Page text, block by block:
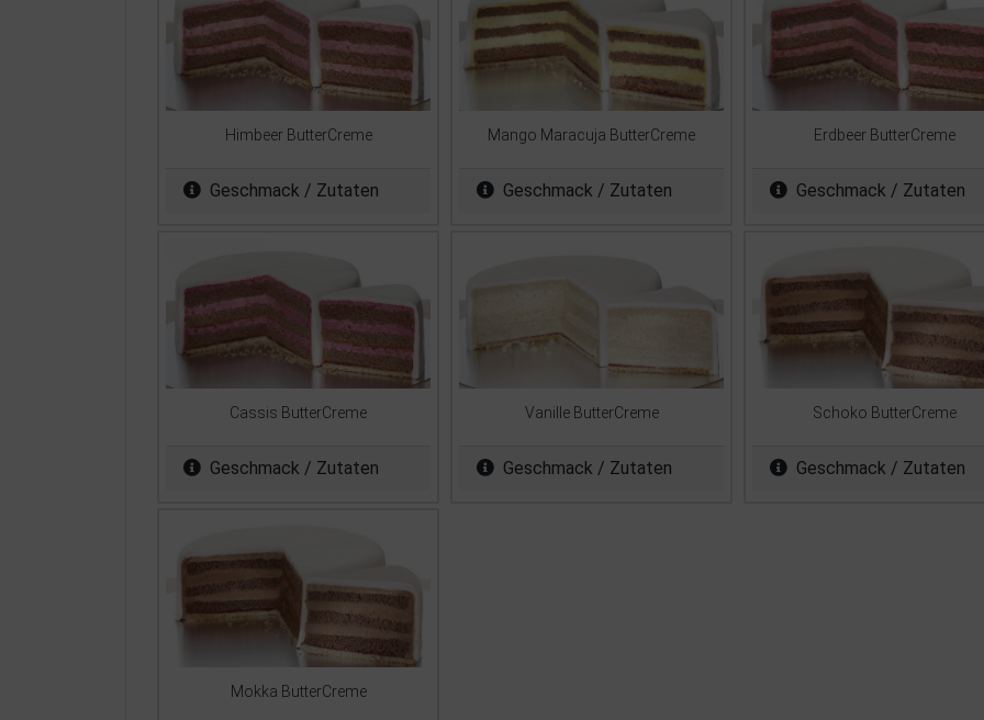
Himbeer ButterCreme
Geschmack / Zutaten
Mango Maracuja ButterCreme
Geschmack / Zutaten
Erdbeer ButterCreme
Geschmack / Zutaten
Cassis ButterCreme
Geschmack / Zutaten
Vanille ButterCreme
Geschmack / Zutaten
Schoko ButterCreme
Geschmack / Zutaten
Mokka ButterCreme